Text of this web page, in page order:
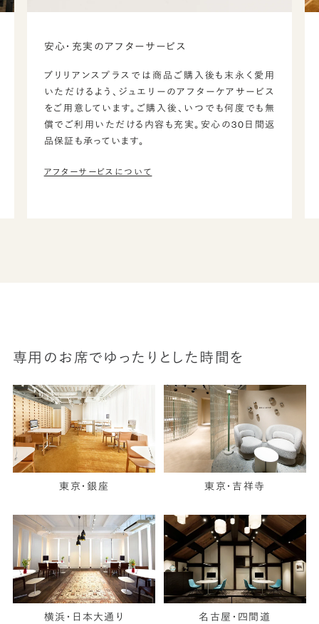
安心・充実のアフターサービス
ブリリアンスプラスでは商品ご購入後も末永く愛用
いただけるよう、ジュエリーのアフターケアサービス
をご用意しています。ご購入後、いつでも何度でも無
償でご利用いただける内容も充実。安心の30日間返
品保証も承っています。
アフターサービスについて
専用のお席でゆったりとした時間を
東京・銀座 東京・吉祥寺
横浜・日本大通り 名古屋・四間道